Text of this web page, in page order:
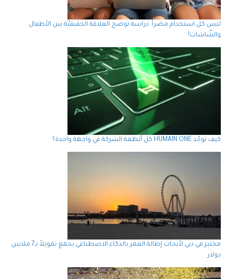
ليس كل استخدام مضراً: دراسة توضح العلاقة الحقيقيّة بين الأطفال
والشّاشات!
كيف توحّد HUMAIN ONE كل أنظمة الشركة في واجهة واحدة؟
مختبر في دبي لأبحاث إطالة العمر بالذكاء الاصطناعي يجمع تمويلاً بـ7 ملايين
دولار